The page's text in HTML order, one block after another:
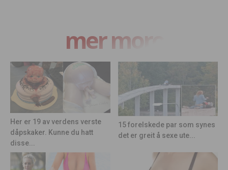
mer moro
Her er 19 av verdens verste
dåpskaker. Kunne du hatt
disse...
15 forelskede par som synes
det er greit å sexe ute...